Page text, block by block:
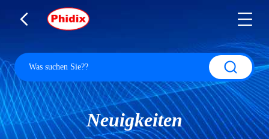
Neuigkeiten